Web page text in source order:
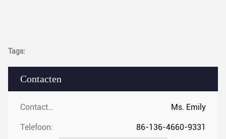
Contacten
Contacten: Ms. Emily
Telefoon: 86-136-4660-9331
Tags: